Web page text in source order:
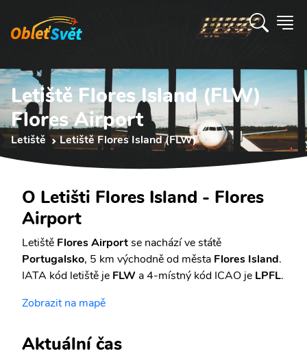
Letiště Flores Island (FLW)
Flores Airport
Letiště Letiště Flores Island (FLW)
O Letišti Flores Island - Flores
Airport
Letiště Flores Airportse nachází ve státě
Portugalsko, 5 km východně od města Flores Island.
IATA kód letiště je FLW a 4-místný kód ICAO je LPFL.
Zobrazit na mapě
Aktuální čas